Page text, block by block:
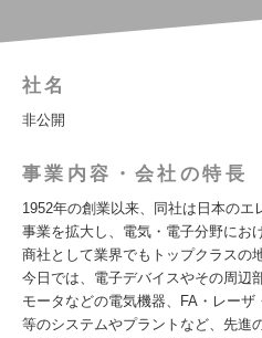
社名
非公開
事業内容・会社の特長
1952年の創業以来、同社は日本の
事業を拡大し、電気・電子分野にお
商社として業界でもトップクラスの
今日では、電子デバイスやその周辺
モータなどの電気機器、FA・レー
等のシステムやプラントなど、先進